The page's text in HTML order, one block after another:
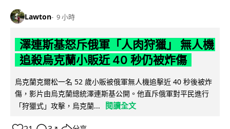
Lawton 9 小時
澤連斯基怒斥俄軍「人肉狩獵」 無人機
追殺烏克蘭小販近 40 秒仍被炸傷
烏克蘭克爾松一名 52 歲小販被俄軍無人機追擊近 40 秒後被炸
傷，影片由烏克蘭總統澤連斯基公開。他直斥俄軍對平民進行
「狩獵式」攻擊，烏克蘭...
閱讀全文